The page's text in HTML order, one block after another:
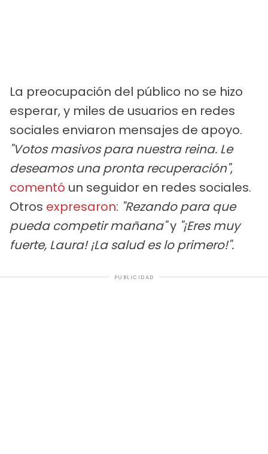
La preocupación del público no se hizo
esperar, y miles de usuarios en redes
sociales enviaron mensajes de apoyo.
"Votos masivos para nuestra reina. Le
deseamos una pronta recuperación",
comentó un seguidor en redes sociales.
Otros expresaron: "Rezando para que
pueda competir mañana"y "¡Eres muy
fuerte, Laura! ¡La salud es lo primero!".
PUBLICIDAD